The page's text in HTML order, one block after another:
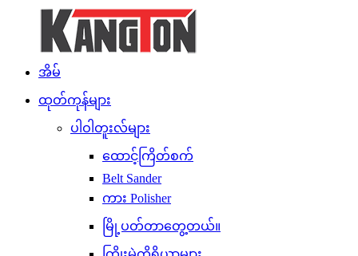
အိမ်
ထုတ်ကုန်များ
ပါဝါတူးလ်များ
ထောင့်ကြိတ်စက်
Belt Sander
ကား Polisher
မြို့ပတ်တာတွေ့တယ်။